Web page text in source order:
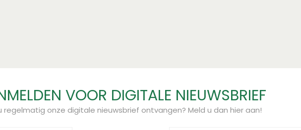
VOOR DIGITALE NIEUWSBRIEF
regelmatig onze digitale nieuwsbrief ontvangen? Meld u dan hier aan!